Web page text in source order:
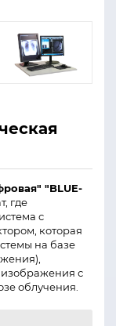
"BLUE-
где
с
которая
на базе
изображения с
облучения.